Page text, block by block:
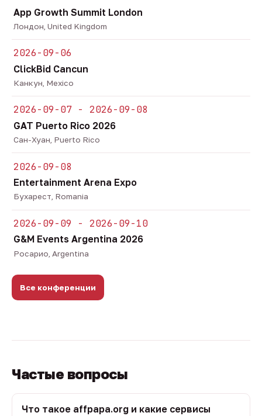
App Growth Summit London
Лондон, United Kingdom
2026-09-06
ClickBid Cancun
Канкун, Mexico
2026-09-07 - 2026-09-08
GAT Puerto Rico 2026
Сан-Хуан, Puerto Rico
2026-09-08
Entertainment Arena Expo
Бухарест, Romania
2026-09-09 - 2026-09-10
G&M Events Argentina 2026
Росарио, Argentina
Все конференции
Частые вопросы
Что такое affpapa.org и какие сервисы